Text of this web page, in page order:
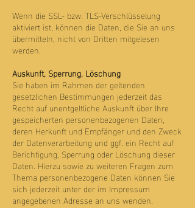
Wenn die SSL- bzw. TLS-Verschlüsselung
aktiviert ist, können die Daten, die Sie an uns
übermitteln, nicht von Dritten mitgelesen
werden.
Auskunft, Sperrung, Löschung
Sie haben im Rahmen der geltenden
gesetzlichen Bestimmungen jederzeit das
Recht auf unentgeltliche Auskunft über Ihre
gespeicherten personenbezogenen Daten,
deren Herkunft und Empfänger und den Zweck
der Datenverarbeitung und ggf. ein Recht auf
Berichtigung, Sperrung oder Löschung dieser
Daten. Hierzu sowie zu weiteren Fragen zum
Thema personenbezogene Daten können Sie
sich jederzeit unter der im Impressum
angegebenen Adresse an uns wenden.